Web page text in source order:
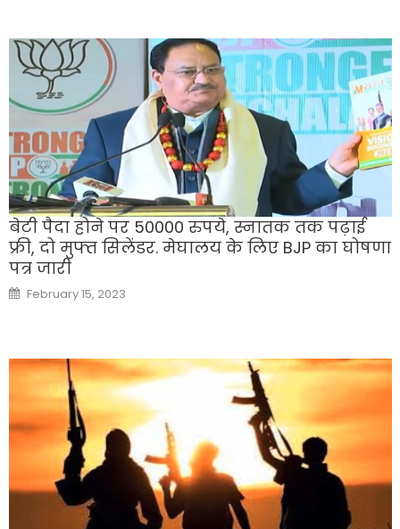
बेटी पैदा होने पर 50000 रुपये, स्नातक तक पढ़ाई
फ्री, दो मुफ्त सिलेंडर. मेघालय के लिए BJP का घोषणा
पत्र जारी
Posted
on
February 15, 2023